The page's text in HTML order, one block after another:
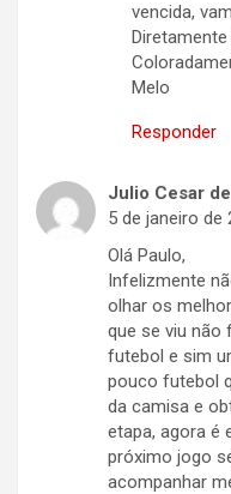
vencida,
Melo
Responder
Julio Cesar
5 de janeiro de
Olá Paulo,
Infelizmente
olhar os
que se viu não
futebol e sim
pouco futebol
da camisa e
etapa, agora é
próximo jogo
acompanhar